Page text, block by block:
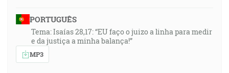
PORTUGUÊS
Tema: Isaías 28,17: “EU faço o juizo a linha para medir
e da justiça a minha balança!”
MP3